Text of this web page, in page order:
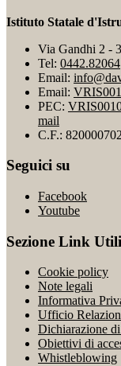
Istituto Statale
Via Gandhi 2 -
Tel: 0442.82064
Email:
Email:
PEC:
mail
C.F.:
Seguici su
Facebook
Youtube
Sezione Link Utili
Cookie policy
Note legali
Informativa
Ufficio
Dichiarazione
Obiettivi di
Whistleblowing